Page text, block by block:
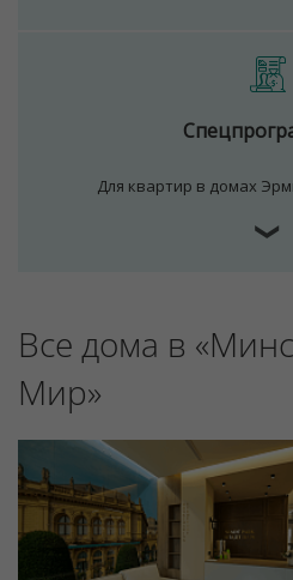
Для квартир в домах
❯
Все дома в
Мир»
используются cookies